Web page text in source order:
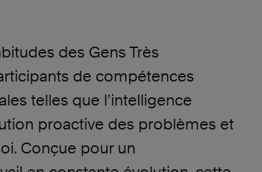
des Gens Très
de compétences
telles que l’intelligence
proactive des problèmes et
Conçue pour un